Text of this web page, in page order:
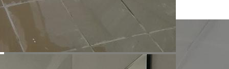
863 руб.
О помещении